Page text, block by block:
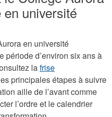
université
en université
période d’environ six ans à
lafrise
principales étapes à suivre
aille de l’avant comme
l’ordre et le calendrier